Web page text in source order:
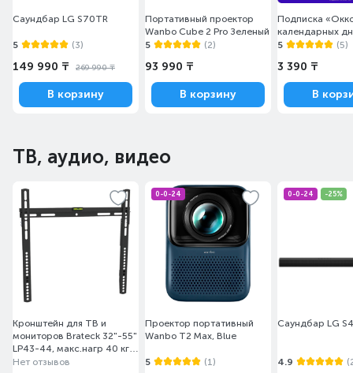
Саундбар LG S70TR
5 (3)
149 990 ₸ 269 990 ₸
В корзину
Портативный проектор
Wanbo Cube 2 Pro Зеленый
5
(2)
93 990 ₸
В корзину
Подписка
календарных
5
(5)
3 390 ₸
В
ТВ, аудио, видео
Кронштейн для ТВ и
мониторов Brateck 32"-55"
LP43-44, макс.нагр 40 кг,
Black
Нет отзывов
0-0-24
Проектор портативный
Wanbo T2 Max, Blue
5 (1)
0-0-24 -25%
Саундбар LG
4.9